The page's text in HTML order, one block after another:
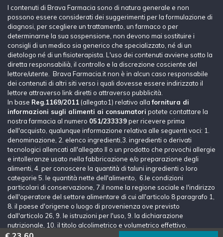
I contenuti di Brava Farmacia sono di natura generale e non
possono essere considerati dei suggerimenti per la formulazione di
diagnosi, per scegliere un trattamento, un farmaco o per
determinarne la sua sospensione, non devono mai sostituire i
consigli di un medico sia generico che specializzato, né di un
dietologo né di un fisioterapista. L'uso dei contenuti avviene sotto la
diretta responsabilià, il controllo e la discrezione cosciente del
lettore/utente. Brava Farmacia.it non è in alcun caso responsabile
dei contenuti di altri siti verso i quali dovesse essere indirizzato il
lettore attraverso link diretti o attraverso pubblicità.
In base Reg.1169/2011 (allegato1) relativo allafornitura di
informazioni sugli alimenti ai consumatori potete contattare la
nostra farmacia al numero 051/233339per ricevere prima
dell'acquisto, qualunque informazione relativa alle seguenti voci: 1.
denominazione, 2. elenco ingredienti,3. ingredienti o derivati
tecnologici allencati all'allegato II o un prodotto che provochi allergie
e intolleranze usato nella fabbricazione e/o preparazione degli
alimenti, 4. per conoscere la quantità di taluni ingredienti o loro
categorie 5. le quantità nette dell'alimento, 6.le condizioni
particolari di conservazione, 7.il nome la regione sociale e l'indirizzo
dell'operatore del settore alimentare di cui all'articolo 8 paragrafo 1,
8. il paese d'origene o luogo di provenienza ove previsto
dall'articolo 26, 9. le istruzioni per l'uso, 9. la dichiarazione
nutrizionale, 10. il titolo alcolimetrico e volumetrico effettivo.